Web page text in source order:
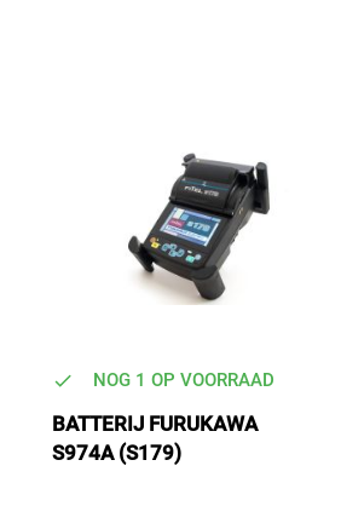
NOG 1 OP VOORRAAD
BATTERIJ FURUKAWA
S974A (S179)